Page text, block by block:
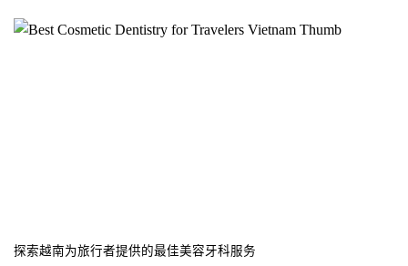
探索越南为旅行者提供的最佳美容牙科服务